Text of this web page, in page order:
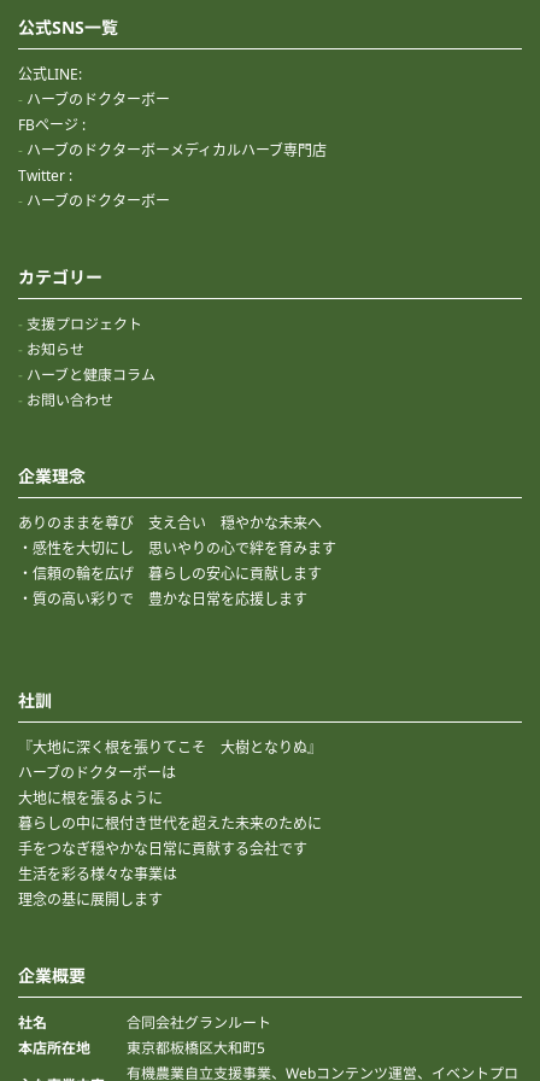
公式SNS一覧
公式LINE:
ハーブのドクターボー
FBページ :
ハーブのドクターボーメディカルハーブ専門店
Twitter :
ハーブのドクターボー
カテゴリー
支援プロジェクト
お知らせ
ハーブと健康コラム
お問い合わせ
企業理念
ありのままを尊び 支え合い 穏やかな未来へ
・感性を大切にし 思いやりの心で絆を育みます
・信頼の輪を広げ 暮らしの安心に貢献します
・質の高い彩りで 豊かな日常を応援します
社訓
『大地に深く根を張りてこそ 大樹となりぬ』
ハーブのドクターボーは
大地に根を張るように
暮らしの中に根付き世代を超えた未来のために
手をつなぎ穏やかな日常に貢献する会社です
生活を彩る様々な事業は
理念の基に展開します
企業概要
社名 合同会社グランルート
本店所在地 東京都板橋区大和町5
有機農業自立支援事業、Webコンテンツ運営、イベントプロ